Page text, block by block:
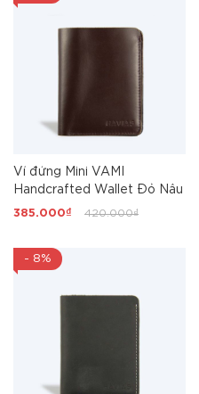
Ví đứng Mini VAMI
Handcrafted Wallet Đỏ Nâu
385.000₫ 420.000₫
- 8%